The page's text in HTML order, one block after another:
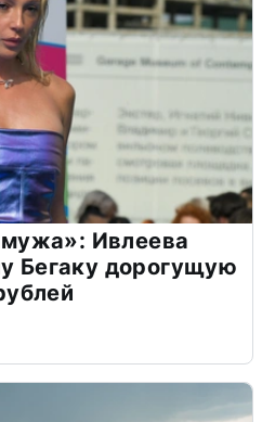
Ивлеева
Бегаку дорогущую